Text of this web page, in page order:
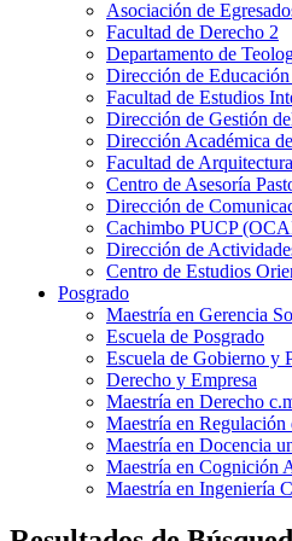
Asociación de
Facultad de Derecho 2
Departamento de
Dirección de
Facultad de Estudios
Dirección de Gestión
Dirección Académica
Facultad de
Centro de Asesoría
Dirección de
Cachimbo PUCP
Dirección de
Centro de Estudios
Posgrado
Maestría en Gerencia
Escuela de Posgrado
Escuela de Gobierno y
Derecho y Empresa
Maestría en Derecho
Maestría en
Maestría en Docencia
Maestría en Cognición
Maestría en Ingeniería